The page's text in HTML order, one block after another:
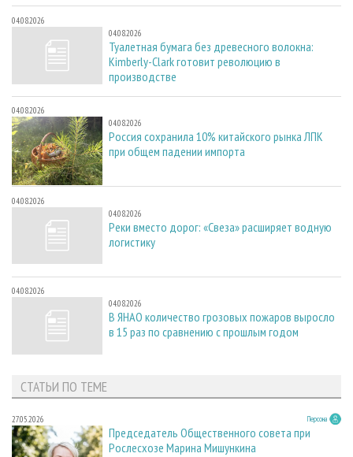
04.08.2026
04.08.2026
Туалетная бумага без древесного волокна:
Kimberly-Clark готовит революцию в
производстве
04.08.2026
04.08.2026
Россия сохранила 10% китайского рынка ЛПК
при общем падении импорта
04.08.2026
04.08.2026
Реки вместо дорог: «Свеза» расширяет водную
логистику
04.08.2026
04.08.2026
В ЯНАО количество грозовых пожаров выросло
в 15 раз по сравнению с прошлым годом
СТАТЬИ ПО ТЕМЕ
27.05.2026 Персона
Председатель Общественного совета при
Рослесхозе Марина Мишункина